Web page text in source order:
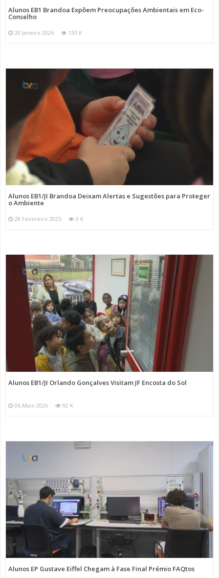
Alunos EB1 Brandoa Expõem Preocupações Ambientais em Eco-
Conselho
20 Janeiro 2026 133 K
Alunos EB1/JI Brandoa Deixam Alertas e Sugestões para Proteger
o Ambiente
28 Fevereiro 2025 0 K
Alunos EB1/JI Orlando Gonçalves Visitam JF Encosta do Sol
06 Maio 2026 92 K
Alunos EP Gustave Eiffel Chegam à Fase Final Prémio FAQtos